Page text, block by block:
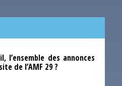
l’ensemble des annonces
de l’AMF 29 ?